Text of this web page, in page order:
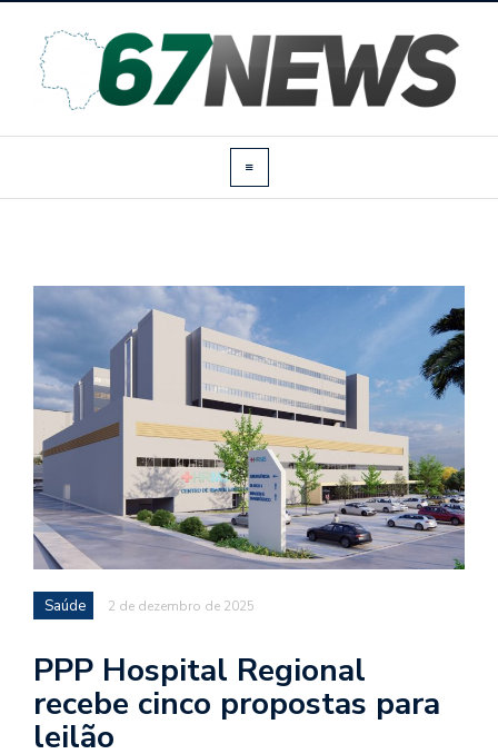
Saúde 2 de dezembro de 2025
PPP Hospital Regional
recebe cinco propostas para
leilão